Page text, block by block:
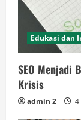
Edukasi dan
SEO Menjadi
Krisis
admin 2 4